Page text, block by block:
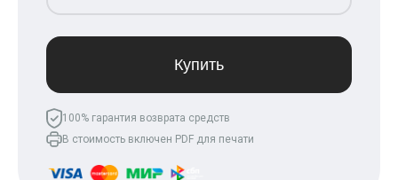
Владимир Пресняков
Мари Краймбрери
Саундтреки
Аккорды для начинающих
Виктор Цой (Кино)
Сектор газа
Купить
100% гарантия возврата средств
В стоимость включен PDF для печати